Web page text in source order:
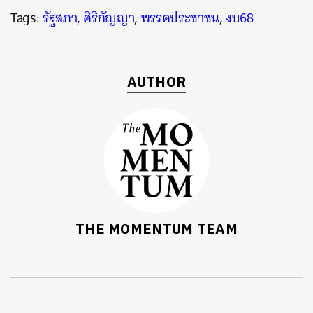
Tags:รัฐสภา,ศิริกัญญา,พรรคประชาชน,งบ68
AUTHOR
THE MOMENTUM TEAM